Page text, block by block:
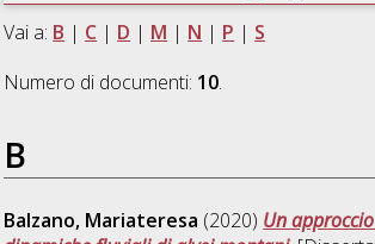
Vai a: B | C | D | M | N | P | S
Numero di documenti: 10.
B
Balzano, Mariateresa (2020) Un